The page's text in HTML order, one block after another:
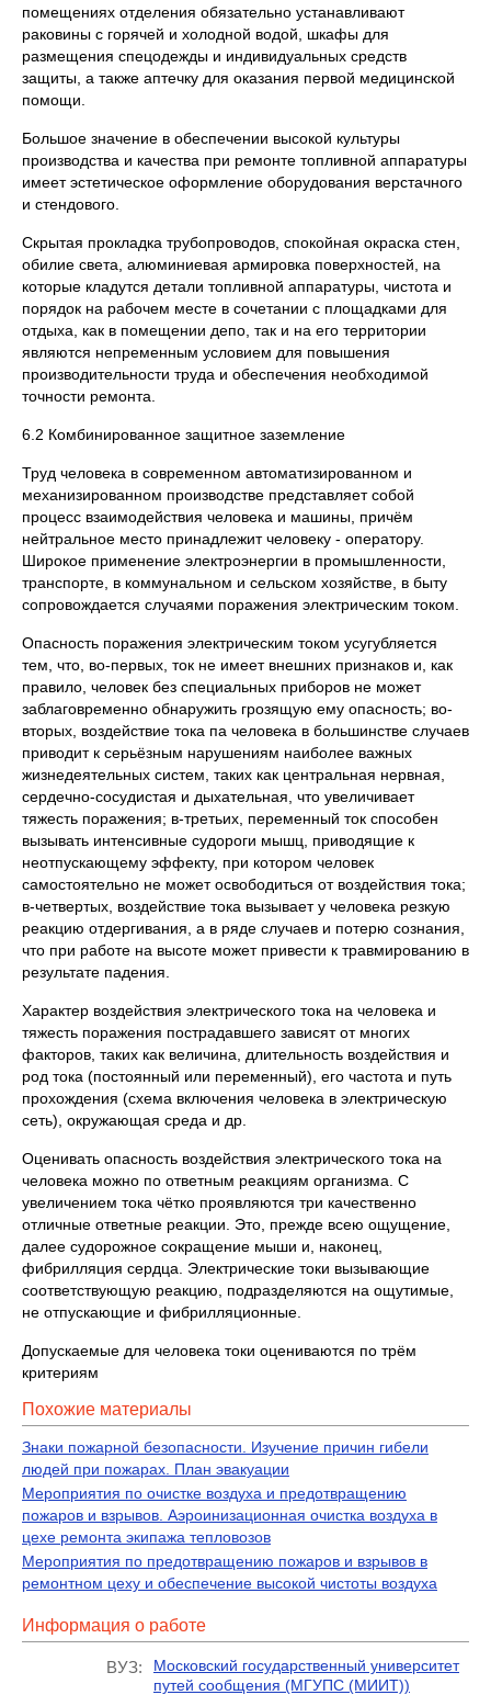
помещениях отделения обязательно устанавливают
раковины с горячей и холодной водой, шкафы для
размещения спецодежды и индивидуальных средств
защиты, а также аптечку для оказания первой медицинской
помощи.
Большое значение в обеспечении высокой культуры
производства и качества при ремонте топливной аппаратуры
имеет эстетическое оформление оборудования верстачного
и стендового.
Скрытая прокладка трубопроводов, спокойная окраска стен,
обилие света, алюминиевая армировка поверхностей, на
которые кладутся детали топливной аппаратуры, чистота и
порядок на рабочем месте в сочетании с площадками для
отдыха, как в помещении депо, так и на его территории
являются непременным условием для повышения
производительности труда и обеспечения необходимой
точности ремонта.
6.2 Комбинированное защитное заземление
Труд человека в современном автоматизированном и
механизированном производстве представляет собой
процесс взаимодействия человека и машины, причём
нейтральное место принадлежит человеку - оператору.
Широкое применение электроэнергии в промышленности,
транспорте, в коммунальном и сельском хозяйстве, в быту
сопровождается случаями поражения электрическим током.
Опасность поражения электрическим током усугубляется
тем, что, во-первых, ток не имеет внешних признаков и, как
правило, человек без специальных приборов не может
заблаговременно обнаружить грозящую ему опасность; во-
вторых, воздействие тока па человека в большинстве случаев
приводит к серьёзным нарушениям наиболее важных
жизнедеятельных систем, таких как центральная нервная,
сердечно-сосудистая и дыхательная, что увеличивает
тяжесть поражения; в-третьих, переменный ток способен
вызывать интенсивные судороги мышц, приводящие к
неотпускающему эффекту, при котором человек
самостоятельно не может освободиться от воздействия тока;
в-четвертых, воздействие тока вызывает у человека резкую
реакцию отдергивания, а в ряде случаев и потерю сознания,
что при работе на высоте может привести к травмированию в
результате падения.
Характер воздействия электрического тока на человека и
тяжесть поражения пострадавшего зависят от многих
факторов, таких как величина, длительность воздействия и
род тока (постоянный или переменный), его частота и путь
прохождения (схема включения человека в электрическую
сеть), окружающая среда и др.
Оценивать опасность воздействия электрического тока на
человека можно по ответным реакциям организма. С
увеличением тока чётко проявляются три качественно
отличные ответные реакции. Это, прежде всею ощущение,
далее судорожное сокращение мыши и, наконец,
фибрилляция сердца. Электрические токи вызывающие
соответствующую реакцию, подразделяются на ощутимые,
не отпускающие и фибрилляционные.
Допускаемые для человека токи оцениваются по трём
критериям
Похожие материалы
Знаки пожарной безопасности. Изучение причин гибели
людей при пожарах. План эвакуации
Мероприятия по очистке воздуха и предотвращению
пожаров и взрывов. Аэроинизационная очистка воздуха в
цехе ремонта экипажа тепловозов
Мероприятия по предотвращению пожаров и взрывов в
ремонтном цеху и обеспечение высокой чистоты воздуха
Информация о работе
ВУЗ:
Московский государственный университет
путей сообщения (МГУПС (МИИТ))